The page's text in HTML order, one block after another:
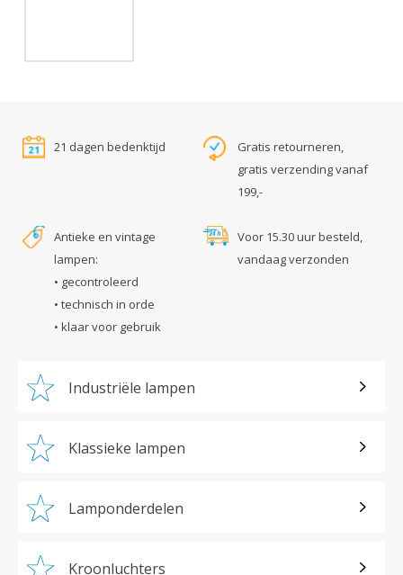
21 dagen bedenktijd
Gratis retourneren,
gratis verzending vanaf
199,-
Antieke en vintage
lampen:
• gecontroleerd
• technisch in orde
• klaar voor gebruik
Voor 15.30 uur besteld,
vandaag verzonden
Industriële lampen
Klassieke lampen
Lamponderdelen
Kroonluchters